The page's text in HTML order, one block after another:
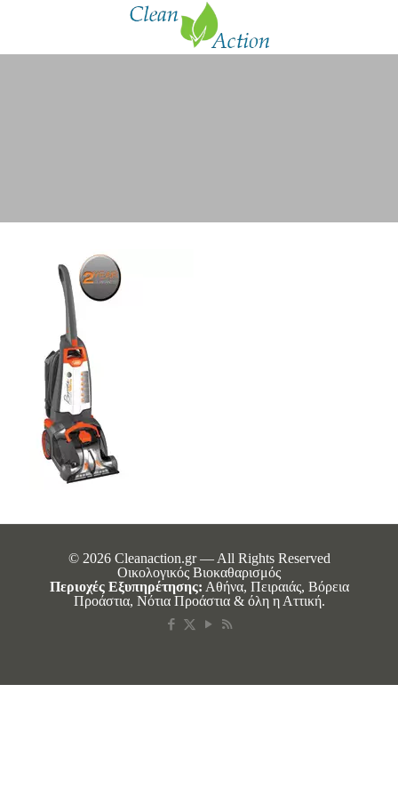
© 2026 Cleanaction.gr — All Rights Reserved
Οικολογικός Βιοκαθαρισμός
Περιοχές Εξυπηρέτησης: Αθήνα, Πειραιάς, Βόρεια
Προάστια, Νότια Προάστια & όλη η Αττική.